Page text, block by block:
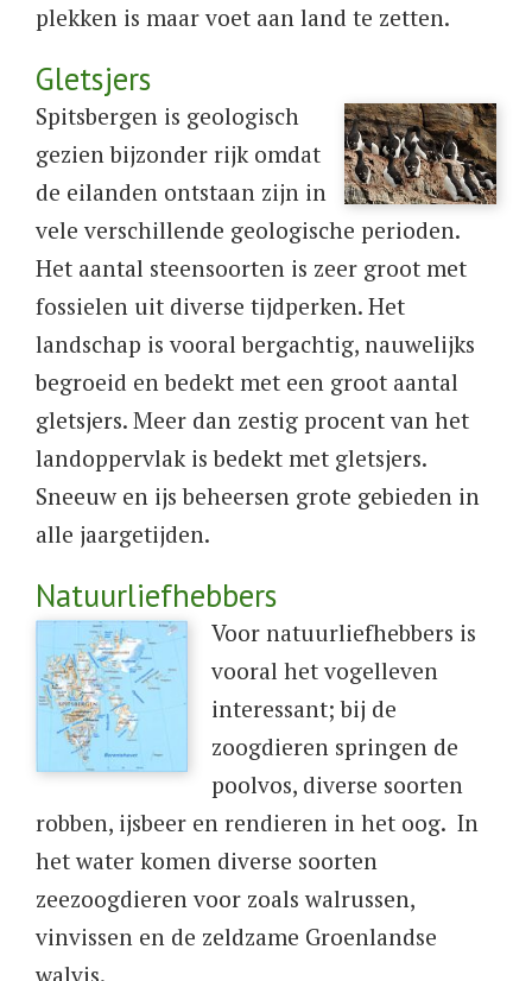
plekken is maar voet aan land te zetten.
Gletsjers
Spitsbergen is geologisch
gezien bijzonder rijk omdat
de eilanden ontstaan zijn in
vele verschillende geologische perioden.
Het aantal steensoorten is zeer groot met
fossielen uit diverse tijdperken. Het
landschap is vooral bergachtig, nauwelijks
begroeid en bedekt met een groot aantal
gletsjers. Meer dan zestig procent van het
landoppervlak is bedekt met gletsjers.
Sneeuw en ijs beheersen grote gebieden in
alle jaargetijden.
Natuurliefhebbers
​Voor natuurliefhebbers is
vooral het vogelleven
interessant; bij de
zoogdieren springen de
poolvos, diverse soorten
robben, ijsbeer en rendieren in het oog. In
het water komen diverse soorten
zeezoogdieren voor zoals walrussen,
vinvissen en de zeldzame Groenlandse
walvis.